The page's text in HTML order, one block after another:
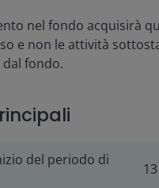
nel fondo acquisirà
e non le attività
fondo.
del periodo di